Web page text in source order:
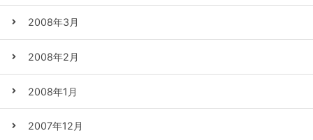
2008年3月
2008年2月
2008年1月
2007年12月